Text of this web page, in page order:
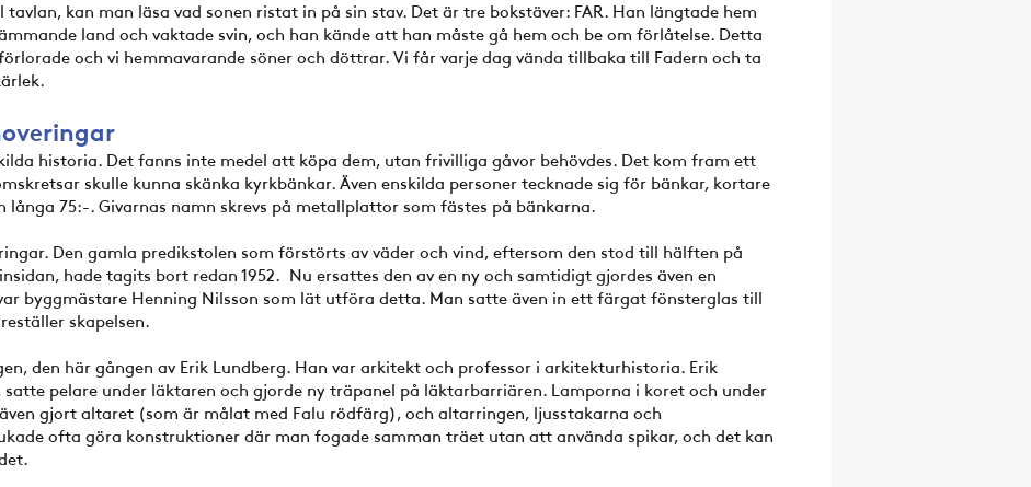
kan man läsa vad sonen ristat in på sin stav. Det är tre bokstäver: FAR. Han längtade hem
land och vaktade svin, och han kände att han måste gå hem och be om förlåtelse. Detta
och vi hemmavarande söner och döttrar. Vi får varje dag vända tillbaka till Fadern och ta
historia. Det fanns inte medel att köpa dem, utan frivilliga gåvor behövdes. Det kom fram ett
skulle kunna skänka kyrkbänkar. Även enskilda personer tecknade sig för bänkar, kortare
75:-. Givarnas namn skrevs på metallplattor som fästes på bänkarna.
Den gamla predikstolen som förstörts av väder och vind, eftersom den stod till hälften på
hade tagits bort redan 1952. Nu ersattes den av en ny och samtidigt gjordes även en
byggmästare Henning Nilsson som lät utföra detta. Man satte även in ett färgat fönsterglas till
skapelsen.
den här gången av Erik Lundberg. Han var arkitekt och professor i arkitekturhistoria. Erik
pelare under läktaren och gjorde ny träpanel på läktarbarriären. Lamporna i koret och under
gjort altaret (som är målat med Falu rödfärg), och altarringen, ljusstakarna och
ofta göra konstruktioner där man fogade samman träet utan att använda spikar, och det kan